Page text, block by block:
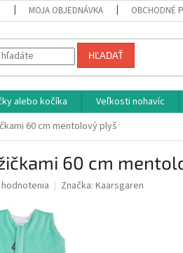
MOJA OBJEDNÁVKA OBCHODNÉ
HĽADAŤ
alebo kočíka Veľkosti nohavíc
60 cm mentolový plyš
60 cm
Značka: Kaarsgaren